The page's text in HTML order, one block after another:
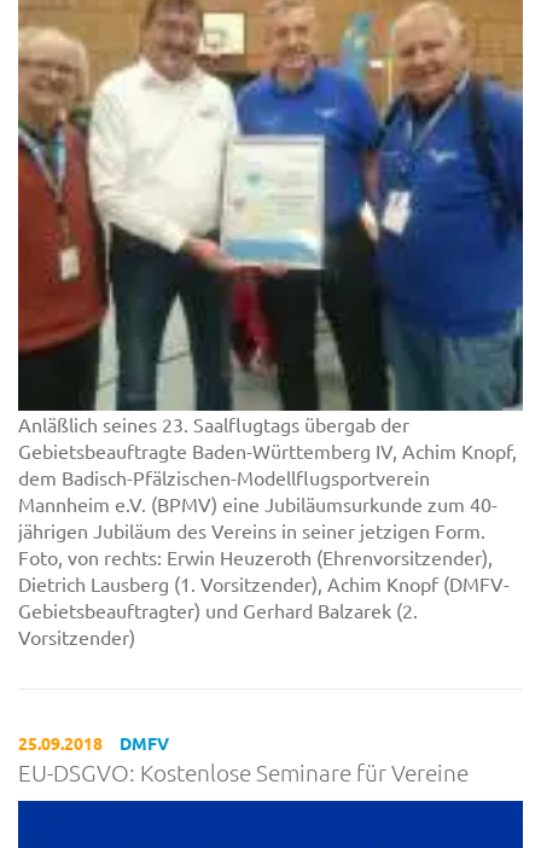
Anläßlich seines 23. Saalflugtags übergab der
Gebietsbeauftragte Baden-Württemberg IV, Achim Knopf,
dem Badisch-Pfälzischen-Modellflugsportverein
Mannheim e.V. (BPMV) eine Jubiläumsurkunde zum 40-
jährigen Jubiläum des Vereins in seiner jetzigen Form.
Foto, von rechts: Erwin Heuzeroth (Ehrenvorsitzender),
Dietrich Lausberg (1. Vorsitzender), Achim Knopf (DMFV-
Gebietsbeauftragter) und Gerhard Balzarek (2.
Vorsitzender)
25.09.2018 DMFV
EU-DSGVO: Kostenlose Seminare für Vereine